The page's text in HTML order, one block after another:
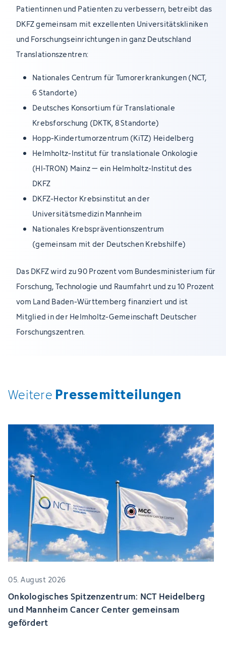
Patientinnen und Patienten zu verbessern, betreibt das
DKFZ gemeinsam mit exzellenten Universitätskliniken
und Forschungseinrichtungen in ganz Deutschland
Translationszentren:
Nationales Centrum für Tumorerkrankungen (NCT,
6 Standorte)
Deutsches Konsortium für Translationale
Krebsforschung (DKTK, 8 Standorte)
Hopp-Kindertumorzentrum (KiTZ) Heidelberg
Helmholtz-Institut für translationale Onkologie
(HI-TRON) Mainz – ein Helmholtz-Institut des
DKFZ
DKFZ-Hector Krebsinstitut an der
Universitätsmedizin Mannheim
Nationales Krebspräventionszentrum
(gemeinsam mit der Deutschen Krebshilfe)
Das DKFZ wird zu 90 Prozent vom Bundesministerium für
Forschung, Technologie und Raumfahrt und zu 10 Prozent
vom Land Baden-Württemberg finanziert und ist
Mitglied in der Helmholtz-Gemeinschaft Deutscher
Forschungszentren.
Weitere Pressemitteilungen
05. August 2026
Onkologisches Spitzenzentrum: NCT Heidelberg
und Mannheim Cancer Center gemeinsam
gefördert